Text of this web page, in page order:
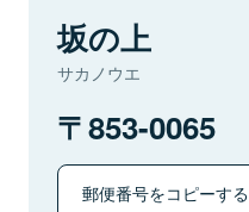
坂の上
サカノウエ
853-0065
郵便番号をコピーする